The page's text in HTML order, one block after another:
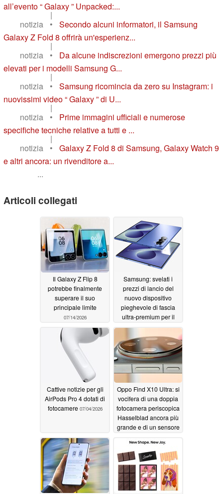
all’evento “ Galaxy ” Unpacked:...
|
notizia
•
Secondo alcuni informatori, il Samsung
Galaxy Z Fold 8 offrirà un'esperienz...
|
notizia
•
Da alcune indiscrezioni emergono prezzi più
elevati per i modelli Samsung G...
|
notizia
•
Samsung ricomincia da zero su Instagram: i
nuovissimi video “ Galaxy ” di U...
|
notizia
•
Prime immagini ufficiali e numerose
specifiche tecniche relative a tutti e ...
|
notizia
•
Galaxy Z Fold 8 di Samsung, Galaxy Watch 9
e altri ancora: un rivenditore a...
...
Articoli collegati
Il Galaxy Z Flip 8
potrebbe finalmente
superare il suo
principale limite
07/14/2026
Samsung: svelati i
prezzi di lancio del
nuovo dispositivo
pieghevole di fascia
ultra-premium per il
mercato britannico
07/04/2026
Cattive notizie per gli
AirPods Pro 4 dotati di
fotocamere 07/04/2026
Oppo Find X10 Ultra: si
vocifera di una doppia
fotocamera periscopica
Hasselblad ancora più
grande e di un sensore